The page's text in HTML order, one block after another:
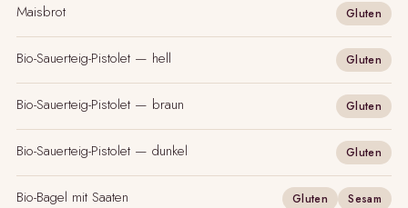
Maisbrot Gluten
Bio-Sauerteig-Pistolet — hell Gluten
Bio-Sauerteig-Pistolet — braun Gluten
Bio-Sauerteig-Pistolet — dunkel Gluten
Bio-Bagel mit Saaten Gluten Sesam